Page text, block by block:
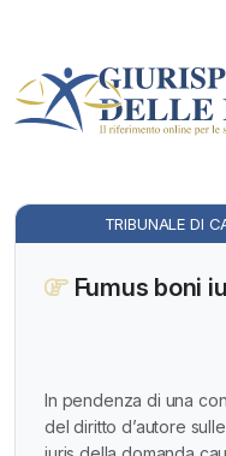
TRIBUNALE DI
Fumus boni
In pendenza di una
del diritto d’autore